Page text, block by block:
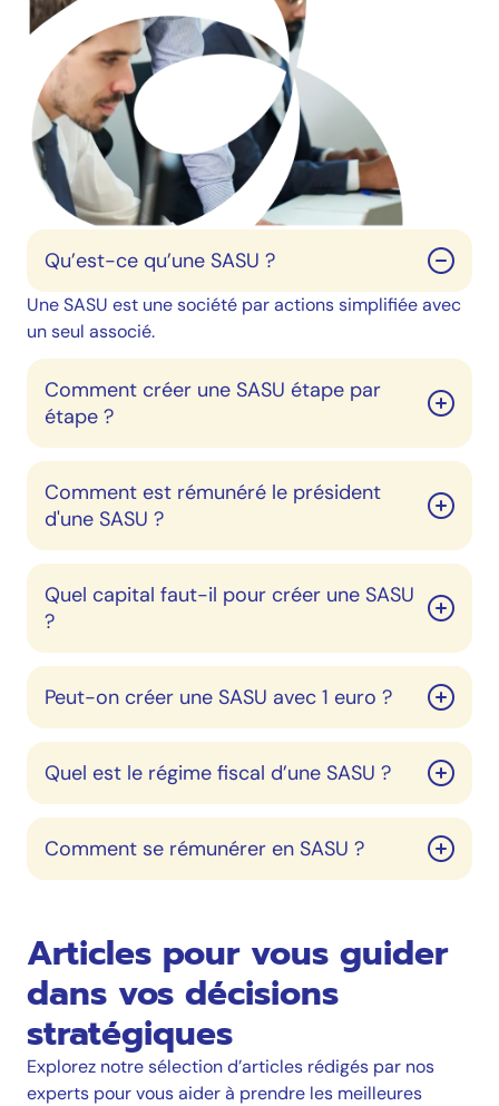
Qu’est-ce qu’une SASU ?
Une SASU est une société par actions simplifiée avec
un seul associé.
Comment créer une SASU étape par
étape ?
Comment est rémunéré le président
d'une SASU ?
Quel capital faut-il pour créer une SASU
?
Peut-on créer une SASU avec 1 euro ?
Quel est le régime fiscal d’une SASU ?
Comment se rémunérer en SASU ?
Articles pour vous guider
dans vos décisions
stratégiques
Explorez notre sélection d’articles rédigés par nos
experts pour vous aider à prendre les meilleures